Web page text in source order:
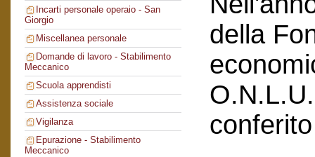
Incarti personale operaio - San
Giorgio
Miscellanea personale
Domande di lavoro - Stabilimento
Meccanico
Scuola apprendisti
Assistenza sociale
Vigilanza
Epurazione - Stabilimento
Meccanico
della